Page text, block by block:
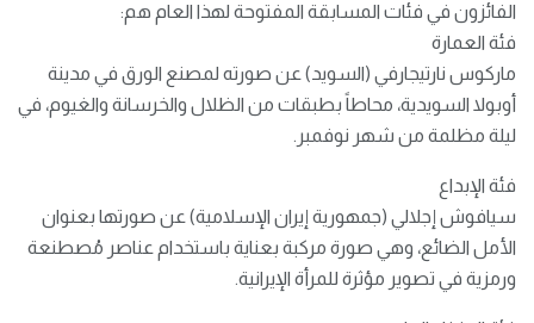
الفائزون في فئات المسابقة المفتوحة لهذا العام هم:
فئة العمارة
ماركوس نارتيجارفي (السويد) عن صورته لمصنع الورق في مدينة
أوبولا السويدية، محاطاً بطبقات من الظلال والخرسانة والغيوم، في
ليلة مظلمة من شهر نوفمبر.
فئة الإبداع
سيافوش إجلالي (جمهورية إيران الإسلامية) عن صورتها بعنوان
الأمل الضائع، وهي صورة مركبة بعناية باستخدام عناصر مُصطنعة
ورمزية في تصوير مؤثرة للمرأة الإيرانية.